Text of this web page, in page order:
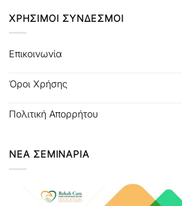
ΧΡΗΣΙΜΟΙ ΣΥΝΔΕΣΜΟΙ
Επικοινωνία
Όροι Χρήσης
Πολιτική Απορρήτου
ΝΕΑ ΣΕΜΙΝΑΡΙΑ